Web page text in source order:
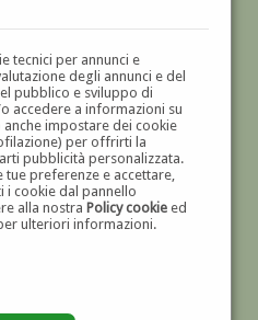
tecnici per annunci e
degli annunci e del
pubblico e sviluppo di
accedere a informazioni su
impostare dei cookie
per offrirti la
pubblicità personalizzata.
tue preferenze e accettare,
i cookie dal pannello
alla nostra Policy cookieed
ulteriori informazioni.
D'ARTE
'800 E '900